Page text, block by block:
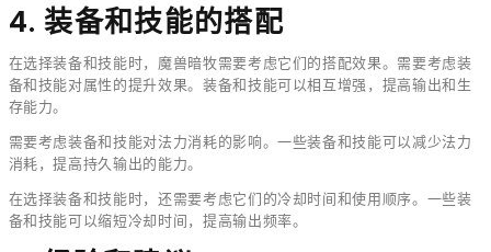
4. 装备和技能的搭配
在选择装备和技能时，魔兽暗牧需要考虑它们的搭配效果。需要考虑装
备和技能对属性的提升效果。装备和技能可以相互增强，提高输出和生
存能力。
需要考虑装备和技能对法力消耗的影响。一些装备和技能可以减少法力
消耗，提高持久输出的能力。
在选择装备和技能时，还需要考虑它们的冷却时间和使用顺序。一些装
备和技能可以缩短冷却时间，提高输出频率。